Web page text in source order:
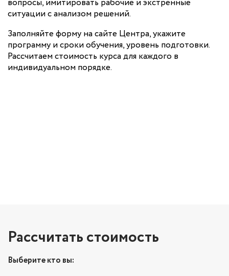
вопросы, имитировать рабочие и экстренные
ситуации с анализом решений.
Заполняйте форму на сайте Центра, укажите
программу и сроки обучения, уровень подготовки.
Рассчитаем стоимость курса для каждого в
индивидуальном порядке.
Рассчитать стоимость
Выберите кто вы: